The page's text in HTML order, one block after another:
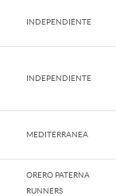
INDEPENDIENTE
INDEPENDIENTE
MEDITERRANEA
ORERO PATERNA
RUNNERS